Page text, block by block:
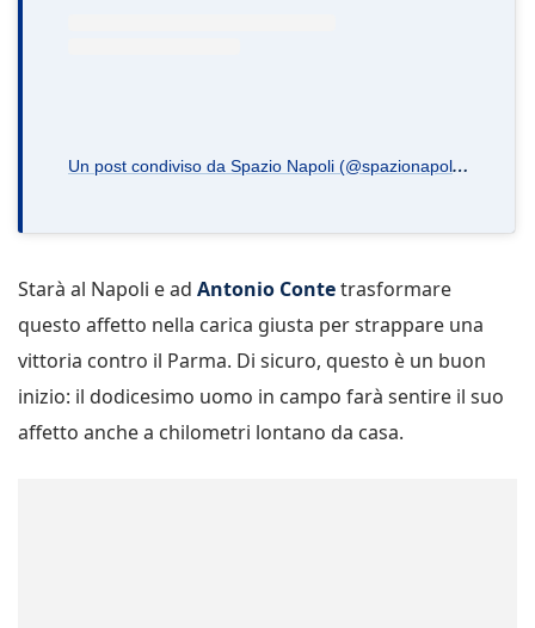
U
n post condiviso da Spazio Napoli (@spazionapoli.it)
Starà al Napoli e ad Antonio Contetrasformare
questo affetto nella carica giusta per strappare una
vittoria contro il Parma. Di sicuro, questo è un buon
inizio: il dodicesimo uomo in campo farà sentire il suo
affetto anche a chilometri lontano da casa.